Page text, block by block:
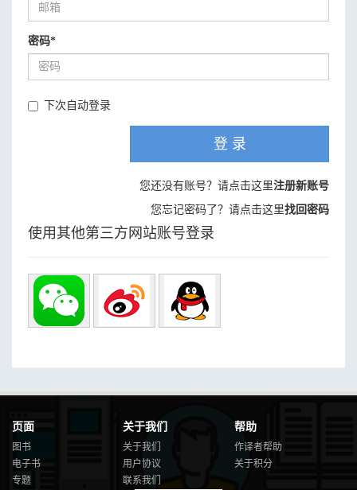
密码*
下次自动登录
登 录
您还没有账号？请点击这里注册新账号
您忘记密码了？请点击这里找回密码
使用其他第三方网站账号登录
页面
图书
电子书
专题
关于我们
关于我们
用户协议
联系我们
帮助
作译者帮助
关于积分